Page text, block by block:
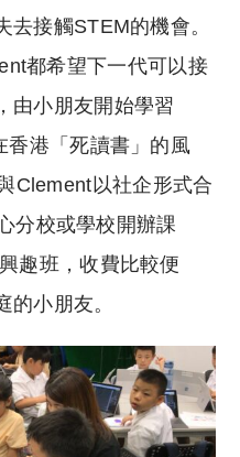
去接觸STEM的機會。
都希望下一代可以接
由小朋友開始學習
香港「死讀書」的風
Clement以社企形式合
分校或學校開辦課
趣班，收費比較便
小朋友。